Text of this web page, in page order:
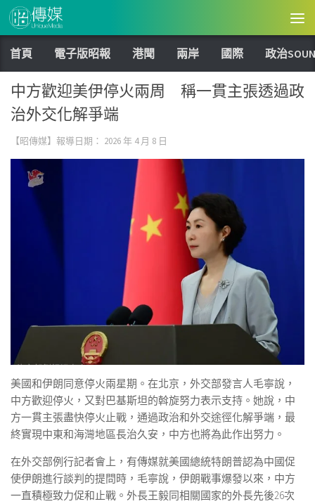
Skip to content
首頁 電子版昭報 港聞 兩岸 國際 政治
中方歡迎美伊停火兩周 稱一貫主張透過政
治外交化解爭端
【昭傳媒】報導日期： 2026 年 4 月 8 日
美國和伊朗同意停火兩星期。在北京，外交部發言人毛寧說，
中方歡迎停火，又對巴基斯坦的斡旋努力表示支持。她說，中
方一貫主張盡快停火止戰，通過政治和外交途徑化解爭端，最
終實現中東和海灣地區長治久安，中方也將為此作出努力。
在外交部例行記者會上，有傳媒就美國總統特朗普認為中國促
使伊朗進行談判的提問時，毛寧說，伊朗戰事爆發以來，中方
一直積極致力促和止戰。外長王毅同相關國家的外長先後26次